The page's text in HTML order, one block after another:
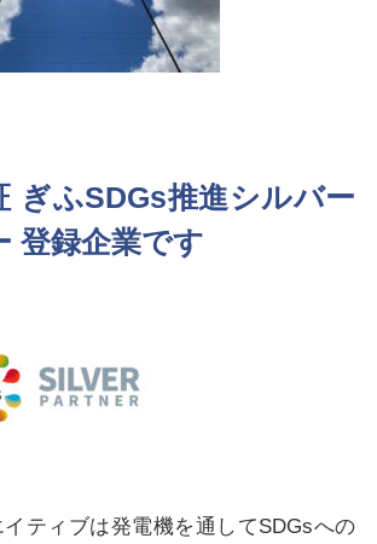
ぎふSDGs推進シルバー
登録企業です
ティブは発電機を通してSDGsへの